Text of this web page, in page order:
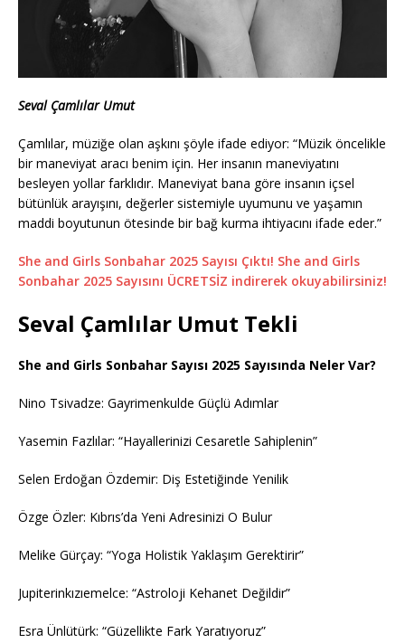
Seval Çamlılar Umut
Çamlılar, müziğe olan aşkını şöyle ifade ediyor: “Müzik öncelikle
bir maneviyat aracı benim için. Her insanın maneviyatını
besleyen yollar farklıdır. Maneviyat bana göre insanın içsel
bütünlük arayışını, değerler sistemiyle uyumunu ve yaşamın
maddi boyutunun ötesinde bir bağ kurma ihtiyacını ifade eder.”
She and Girls Sonbahar 2025 Sayısı Çıktı! She and Girls
Sonbahar 2025 Sayısını ÜCRETSİZ indirerek okuyabilirsiniz!
Seval Çamlılar Umut Tekli
She and Girls Sonbahar Sayısı 2025 Sayısında Neler Var?
Nino Tsivadze: Gayrimenkulde Güçlü Adımlar
Yasemin Fazlılar: “Hayallerinizi Cesaretle Sahiplenin”
Selen Erdoğan Özdemir: Diş Estetiğinde Yenilik
Özge Özler: Kıbrıs’da Yeni Adresinizi O Bulur
Melike Gürçay: “Yoga Holistik Yaklaşım Gerektirir”
Jupiterinkızıemelce: “Astroloji Kehanet Değildir”
Esra Ünlütürk: “Güzellikte Fark Yaratıyoruz”